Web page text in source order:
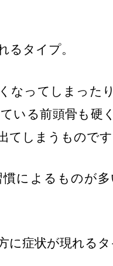
るタイプ。
なってしまった
いる前頭骨も硬
てしまうもので
慣によるものが
に症状が現れる